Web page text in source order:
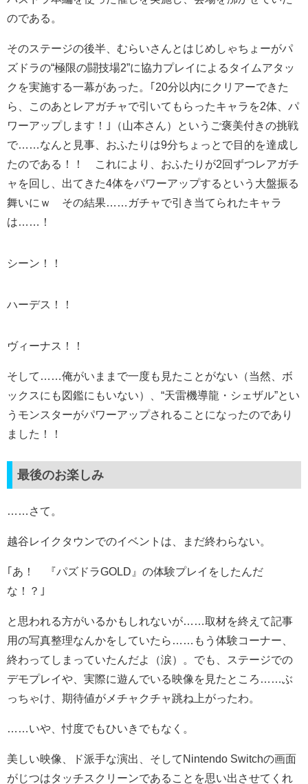
のである。
そのステージの後半、むらいさんとはじめしゃちょーがパ
ズドラの“極限の闘技場2”に協力プレイによるタイムアタッ
クを実施する一幕があった。｢20分以内にクリアーできた
ら、このあとレアガチャで引いてもらったキャラを2体、パ
ワーアップします！｣（山本さん）というご褒美付きの挑戦
で……なんと見事、おふたりは9分ちょっとで目的を達成し
たのである！！ これにより、おふたりが2回ずつレアガチ
ャを回し、出てきた4体をパワーアップするという大盤振る
舞いにｗ その結果……ガチャで引き当てられたキャラ
は……！
シーン！！
ハーデス！！
ヴィーナス！！
そして……俺がいままで一度も見たことがない（当然、ボ
ックスにも図鑑にもいない）、“天雷機導龍・シェザル”とい
うモンスターがパワーアップされることになったのであり
ました！！
最後のお楽しみ
……さて。
越谷レイクタウンでのイベントは、まだ終わらない。
｢あ！ 『パズドラGOLD』の体験プレイをしたんだ
な！？｣
と思われる方がいるかもしれないが……取材を終えて記事
用の写真整理なんかをしていたら……もう体験コーナー、
終わってしまっていたんだよ（涙）。でも、ステージでの
デモプレイや、実際に遊んでいる映像を見たところ……ぶ
っちゃけ、期待値がメチャクチャ跳ね上がったわ。
……いや、忖度でもひいきでもなく。
美しい映像、ド派手な演出、そしてNintendo Switchの画面
がじつはタッチスクリーンであることを思い出させてくれ